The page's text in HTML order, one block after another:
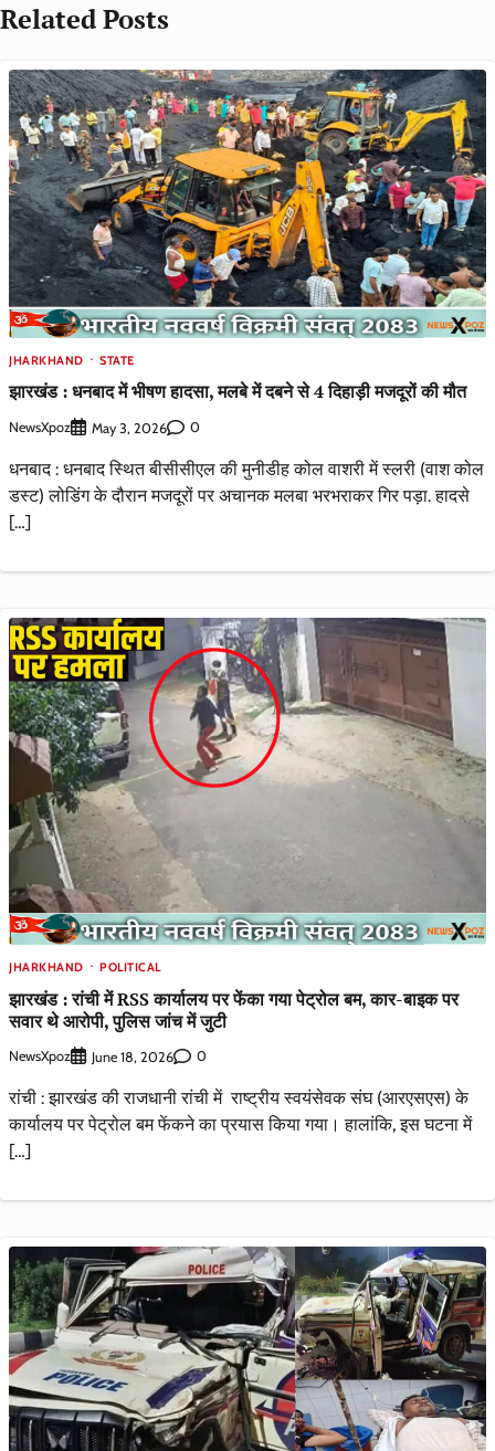
Related Posts
JHARKHAND STATE
झारखंड : धनबाद में भीषण हादसा, मलबे में दबने से 4 दिहाड़ी मजदूरों की मौत
NewsXpoz May 3, 2026 0
धनबाद : धनबाद स्थित बीसीसीएल की मुनीडीह कोल वाशरी में स्लरी (वाश कोल
डस्ट) लोडिंग के दौरान मजदूरों पर अचानक मलबा भरभराकर गिर पड़ा. हादसे
[…]
JHARKHAND POLITICAL
झारखंड : रांची में RSS कार्यालय पर फेंका गया पेट्रोल बम, कार-बाइक पर
सवार थे आरोपी, पुलिस जांच में जुटी
NewsXpoz June 18, 2026 0
रांची : झारखंड की राजधानी रांची में राष्ट्रीय स्वयंसेवक संघ (आरएसएस) के
कार्यालय पर पेट्रोल बम फेंकने का प्रयास किया गया। हालांकि, इस घटना में
[…]